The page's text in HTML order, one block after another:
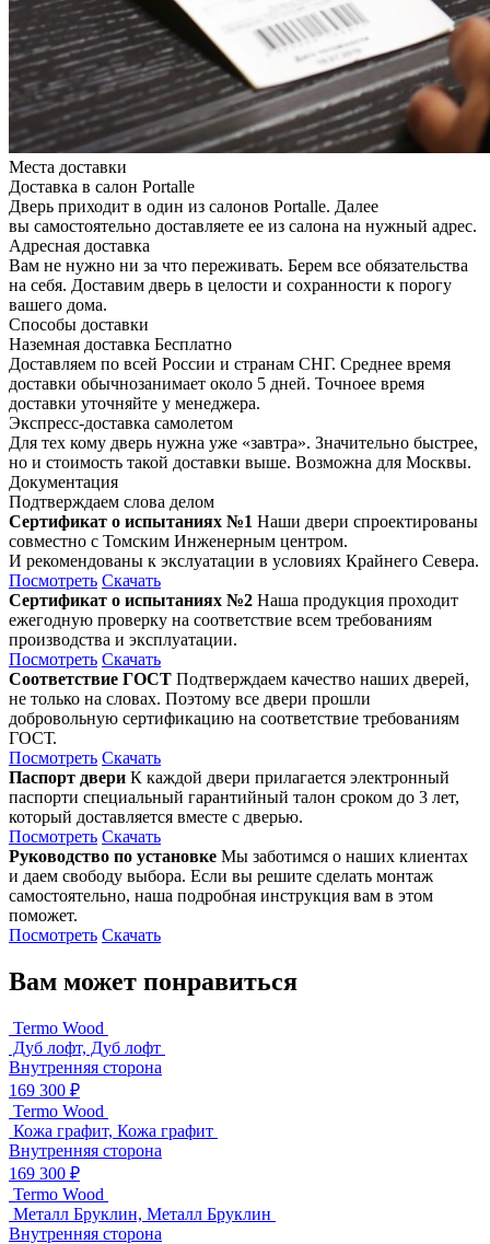
Места доставки
Доставка в салон Portalle
Дверь приходит в один из салонов Portalle. Далее
вы самостоятельно доставляете ее из салона на нужный адрес.
Адресная доставка
Вам не нужно ни за что переживать. Берем все обязательства
на себя. Доставим дверь в целости и сохранности к порогу
вашего дома.
Способы доставки
Наземная доставка Бесплатно
Доставляем по всей России и странам СНГ. Среднее время
доставки обычнозанимает около 5 дней. Точноее время
доставки уточняйте у менеджера.
Экспресс-доставка самолетом
Для тех кому дверь нужна уже «завтра». Значительно быстрее,
но и стоимость такой доставки выше. Возможна для Москвы.
Документация
Подтверждаем слова делом
Сертификат о испытаниях №1 Наши двери спроектированы
совместно с Томским Инженерным центром.
И рекомендованы к экслуатации в условиях Крайнего Севера.
Посмотреть Скачать
Сертификат о испытаниях №2 Наша продукция проходит
ежегодную проверку на соответствие всем требованиям
производства и эксплуатации.
Посмотреть Скачать
Соответствие ГОСТ Подтверждаем качество наших дверей,
не только на словах. Поэтому все двери прошли
добровольную сертификацию на соответствие требованиям
ГОСТ.
Посмотреть Скачать
Паспорт двери К каждой двери прилагается электронный
паспорти специальный гарантийный талон сроком до 3 лет,
который доставляется вместе с дверью.
Посмотреть Скачать
Руководство по установке Мы заботимся о наших клиентах
и даем свободу выбора. Если вы решите сделать монтаж
самостоятельно, наша подробная инструкция вам в этом
поможет.
Посмотреть Скачать
Вам может понравиться
Termo Wood
Дуб лофт, Дуб лофт
Внутренняя сторона
169 300 ₽
Termo Wood
Кожа графит, Кожа графит
Внутренняя сторона
169 300 ₽
Termo Wood
Металл Бруклин, Металл Бруклин
Внутренняя сторона